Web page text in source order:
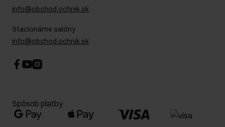
info@obchod.ochnik.sk
Stacionárne salóny
info@obchod.ochnik.sk
Spôsob platby